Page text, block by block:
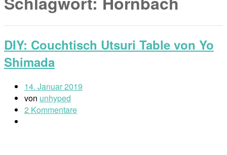
DIY: Couchtisch Utsuri Table von Yo
Shimada
14. Januar 2019
von unhyped
2 Kommentare